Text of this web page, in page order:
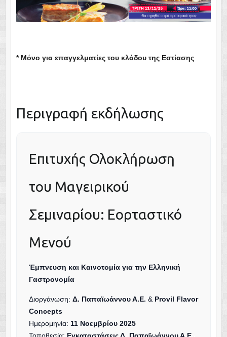
* Μόνο για επαγγελματίες του κλάδου της Εστίασης
Περιγραφή εκδήλωσης
Επιτυχής Ολοκλήρωση
του Μαγειρικού
Σεμιναρίου: Εορταστικό
Μενού
Έμπνευση και Καινοτομία για την Ελληνική
Γαστρονομία
Διοργάνωση: Δ. Παπαϊωάννου Α.Ε. & Provil Flavor
Concepts
Ημερομηνία: 11 Νοεμβρίου 2025